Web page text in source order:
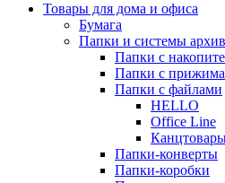
Товары для дома и офиса
Бумага
Папки и системы
Папки с
Папки с
Папки с файлами
HELLO
Office Line
Папки-конверты
Папки-коробки